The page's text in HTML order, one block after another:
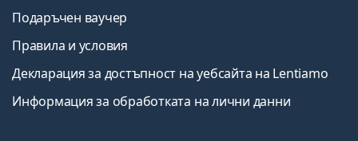
Подаръчен ваучер
Правила и условия
Декларация за достъпност на уебсайта на Lentiamo
Информация за обработката на лични данни